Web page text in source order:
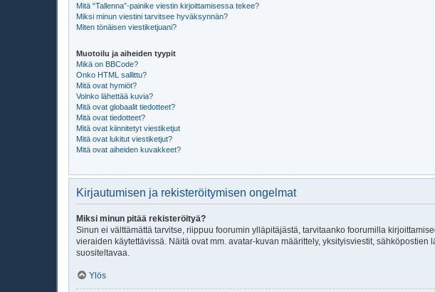
Mitä “Tallenna”-painike viestin kirjoittamisessa tekee?
Miksi minun viestini tarvitsee hyväksynnän?
Miten tönäisen viestiketjuani?
Muotoilu ja aiheiden tyypit
Mikä on BBCode?
Onko HTML sallittu?
Mitä ovat hymiöt?
Voinko lähettää kuvia?
Mitä ovat globaalit tiedotteet?
Mitä ovat tiedotteet?
Mitä ovat kiinnitetyt viestiketjut
Mitä ovat lukitut viestiketjut?
Mitä ovat aiheiden kuvakkeet?
Kirjautumisen ja rekisteröitymisen ongelmat
Miksi minun pitää rekisteröityä?
Sinun ei välttämättä tarvitse, riippuu foorumin ylläpitäjästä, tarvitaanko foorumilla
vieraiden käytettävissä. Näitä ovat mm. avatar-kuvan määrittely, yksityisviestit,
suositeltavaa.
Ylös